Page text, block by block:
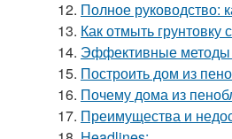
12. Полное руководство:
13. Как отмыть грунтовку
14. Эффективные методы
15. Построить дом из
16. Почему дома из
17. Преимущества и